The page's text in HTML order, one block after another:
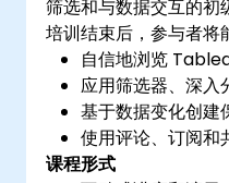
筛选和与数据交互的初
培训结束后，参与者将
自信地浏览
应用筛选器、深入
基于数据变化创建
使用评论、订阅和
课程形式